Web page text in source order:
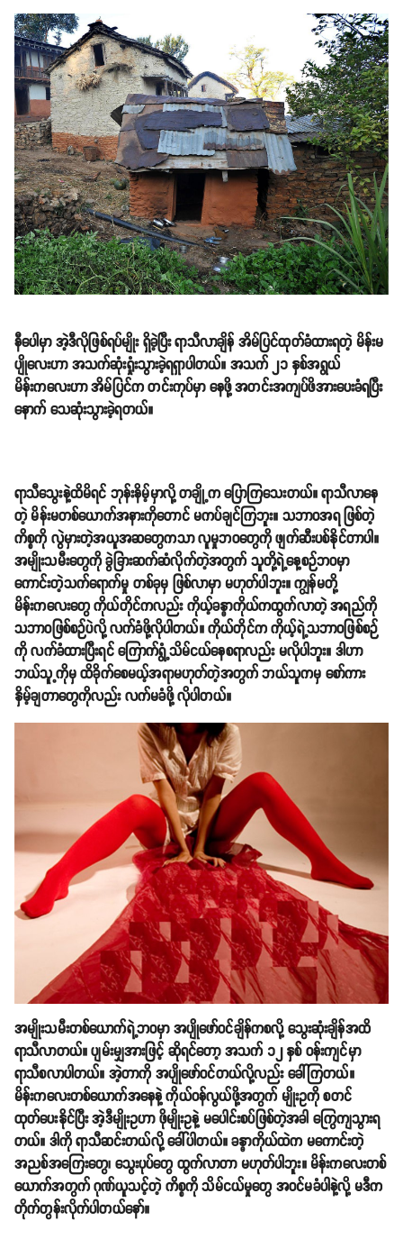
နီပေါမှာ အဲ့ဒီလိုဖြစ်ရပ်မျိုး ရှိခဲ့ပြီး ရာသီလာချိန် အိမ်ပြင်ထုတ်ခံထားရတဲ့ မိန်းမ
ပျိုလေးဟာ အသက်ဆုံးရှုံးသွားခဲ့ရရှာပါတယ်။ အသက် ၂၁ နှစ်အရွယ်
မိန်းကလေးဟာ အိမ်ပြင်က တင်းကုပ်မှာ နေဖို့ အတင်းအကျပ်ဖိအားပေးခံရပြီး
နောက် သေဆုံးသွားခဲ့ရတယ်။
ရာသီသွေးနဲ့ထိမိရင် ဘုန်းနိမ့်မှာလို့ တချို့က ပြောကြသေးတယ်။ ရာသီလာနေ
တဲ့ မိန်းမတစ်ယောက်အနားကိုတောင် မကပ်ချင်ကြဘူး။ သဘာဝအရ ဖြစ်တဲ့
ကိစ္စကို လွဲမှားတဲ့အယူအဆတွေကသာ လူမှုဘဝတွေကို ဖျက်ဆီးပစ်နိုင်တာပါ။
အမျိုးသမီးတွေကို ခွဲခြားဆက်ဆံလိုက်တဲ့အတွက် သူတို့ရဲ့နေ့စဉ်ဘဝမှာ
ကောင်းတဲ့သက်ရောက်မှု တစ်ခုမှ ဖြစ်လာမှာ မဟုတ်ပါဘူး။ ကျွန်မတို့
မိန်းကလေးတွေ ကိုယ်တိုင်ကလည်း ကိုယ့်ခန္ဓာကိုယ်ကထွက်လာတဲ့ အရည်ကို
သဘာဝဖြစ်စဉ်ပဲလို့ လက်ခံဖို့လိုပါတယ်။ ကိုယ်တိုင်က ကိုယ့်ရဲ့သဘာဝဖြစ်စဉ်
ကို လက်ခံထားပြီးရင် ကြောက်ရွံ့သိမ်ငယ်နေစရာလည်း မလိုပါဘူး။ ဒါဟာ
ဘယ်သူ့ကိုမှ ထိခိုက်စေမယ့်အရာမဟုတ်တဲ့အတွက် ဘယ်သူကမှ စော်ကား
နှိမ့်ချတာတွေကိုလည်း လက်မခံဖို့ လိုပါတယ်။
အမျိုးသမီးတစ်ယောက်ရဲ့ဘဝမှာ အပျိုဖော်ဝင်ချိန်ကစလို့ သွေးဆုံးချိန်အထိ
ရာသီလာတယ်။ ပျမ်းမျှအားဖြင့် ဆိုရင်တော့ အသက် ၁၂ နှစ် ဝန်းကျင်မှာ
ရာသီစလာပါတယ်။ အဲ့တာကို အပျိုဖော်ဝင်တယ်လို့လည်း ခေါ်ကြတယ်။
မိန်းကလေးတစ်ယောက်အနေနဲ့ ကိုယ်ဝန်လွယ်ဖို့အတွက် မျိုးဥကို စတင်
ထုတ်ပေးနိုင်ပြီး အဲ့ဒီမျိုးဥဟာ ဖိုမျိုးဥနဲ့ မပေါင်းစပ်ဖြစ်တဲ့အခါ ကြွေကျသွားရ
တယ်။ ဒါကို ရာသီဆင်းတယ်လို့ ခေါ်ပါတယ်။ ခန္ဓာကိုယ်ထဲက မကောင်းတဲ့
အညစ်အကြေးတွေ၊ သွေးပုပ်တွေ ထွက်လာတာ မဟုတ်ပါဘူး။ မိန်းကလေးတစ်
ယောက်အတွက် ဂုဏ်ယူသင့်တဲ့ ကိစ္စကို သိမ်ငယ်မှုတွေ အဝင်မခံပါနဲ့လို့ မဒီက
တိုက်တွန်းလိုက်ပါတယ်နော်။